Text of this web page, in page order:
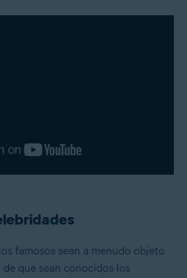
famosos sean a menudo objeto
que sean conocidos los